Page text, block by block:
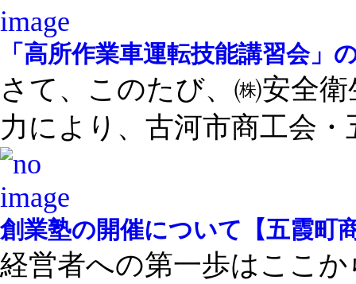
「高所作業車運転技能講習会
さて、このたび、㈱安全
力により、古河市商工会・
創業塾の開催について【五霞町
経営者への第一歩はここ